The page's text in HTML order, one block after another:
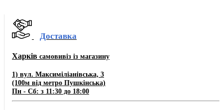
Доставка
Харків самовивіз із магазину
1) вул. Максиміліанівська, 3
(100м від метро Пушкінська)
Пн - Сб: з 11:30 до 18:00